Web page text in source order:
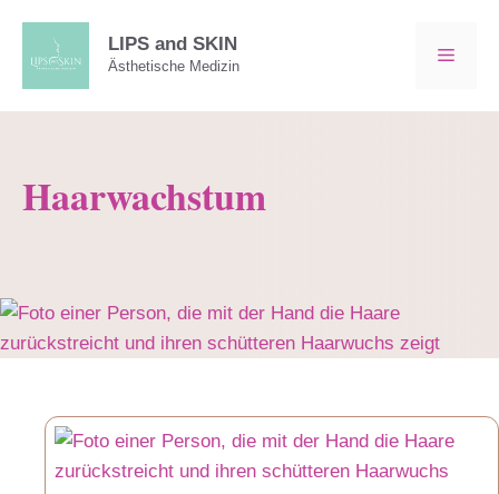
springen
LIPS and SKIN
Ästhetische Medizin
Haarwachstum